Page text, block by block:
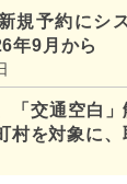
規予約にシ
年9月から
「交通空白
村を対象に、